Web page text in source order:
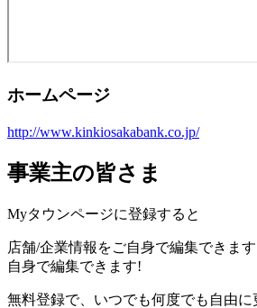
ホームページ
http://www.kinkiosakabank.co.jp/
事業主の皆さま
Myタウンページに登録すると
店舗/企業情報をご自身で編集できま
自身で編集できます!
無料登録で、いつでも何度でも自由に